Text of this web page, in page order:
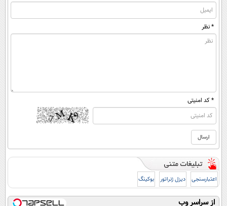
* نظر
* کد امنیتی
اعتبارسنجی دیزل ژنراتور بوکینگ
از سراسر وب